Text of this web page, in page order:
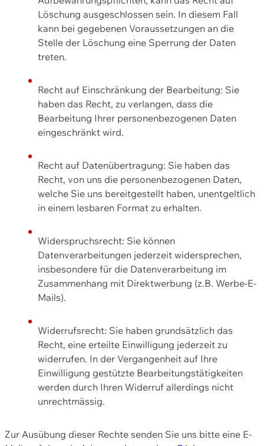
Löschung ausgeschlossen sein. In diesem Fall
kann bei gegebenen Voraussetzungen an die
Stelle der Löschung eine Sperrung der Daten
treten.
Recht auf Einschränkung der Bearbeitung: Sie
haben das Recht, zu verlangen, dass die
Bearbeitung Ihrer personenbezogenen Daten
eingeschränkt wird.
Recht auf Datenübertragung: Sie haben das
Recht, von uns die personenbezogenen Daten,
welche Sie uns bereitgestellt haben, unentgeltlich
in einem lesbaren Format zu erhalten.
Widerspruchsrecht: Sie können
Datenverarbeitungen jederzeit widersprechen,
insbesondere für die Datenverarbeitung im
Zusammenhang mit Direktwerbung (z.B. Werbe-E-
Mails).
Widerrufsrecht: Sie haben grundsätzlich das
Recht, eine erteilte Einwilligung jederzeit zu
widerrufen. In der Vergangenheit auf Ihre
Einwilligung gestützte Bearbeitungstätigkeiten
werden durch Ihren Widerruf allerdings nicht
unrechtmässig.
Zur Ausübung dieser Rechte senden Sie uns bitte eine E-